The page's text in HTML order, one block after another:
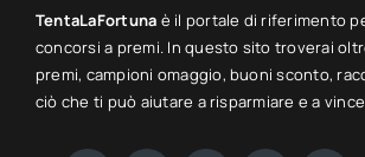
TentaLaFortuna è il portale di riferimento
concorsi a premi. In questo sito troverai
premi, campioni omaggio, buoni sconto,
ciò che ti può aiutare a risparmiare e a